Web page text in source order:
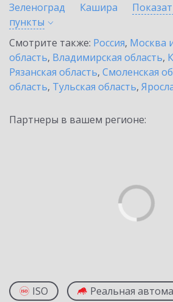
Зеленоград
Кашира
пункты
Смотрите также: Россия, Москва
область, Владимирская область,
Рязанская область, Смоленская
область, Тульская область,
Партнеры в вашем регионе:
ISO Реальная